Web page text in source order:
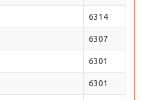
6314
6307
6301
6301